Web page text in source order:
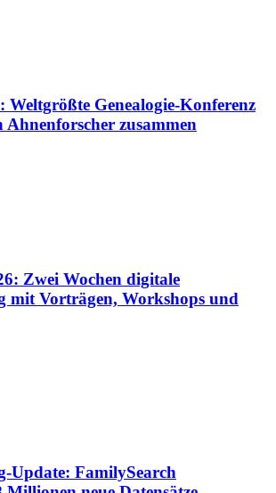
Weltgrößte Genealogie-Konferenz
zusammen
Zwei Wochen digitale
mit Vorträgen, Workshops und
Update: FamilySearch